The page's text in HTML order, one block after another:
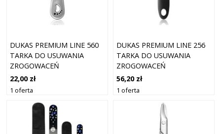
DUKAS PREMIUM LINE 560
TARKA DO USUWANIA
ZROGOWACEŃ
DWUSTRONNY SILVER 17.5
CM
22,00 zł
1 oferta
DUKAS PREMIUM LINE 256
TARKA DO USUWANIA
ZROGOWACEŃ
DWUSTRONNY BLACK 25.5
CM
56,20 zł
1 oferta